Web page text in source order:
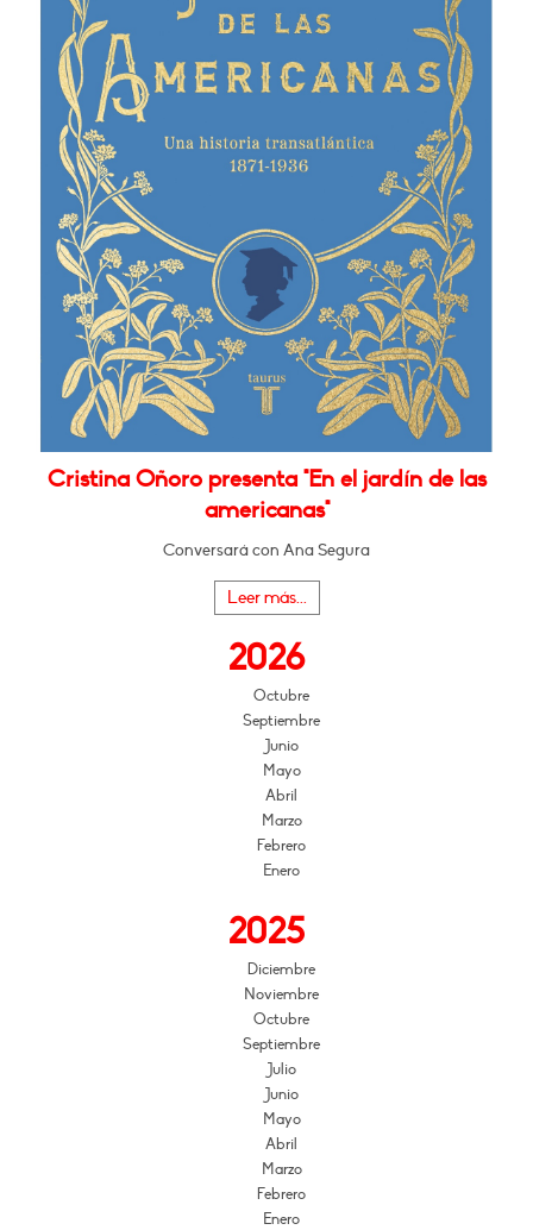
Cristina Oñoro presenta "En el jardín de las
americanas"
Conversará con Ana Segura
Leer más...
2026
Octubre
Septiembre
Junio
Mayo
Abril
Marzo
Febrero
Enero
2025
Diciembre
Noviembre
Octubre
Septiembre
Julio
Junio
Mayo
Abril
Marzo
Febrero
Enero